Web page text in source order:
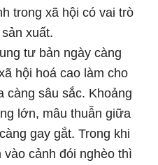
trong xã hội có vai trò
xuất.
tư bản ngày càng
hội hoá cao làm cho
càng sâu sắc. Khoảng
lớn, mâu thuẫn giữa
gay gắt. Trong khi
cảnh đói nghèo thì